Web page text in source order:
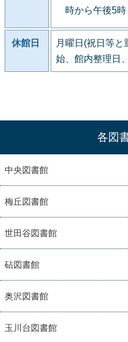
時から午後5時
休館日
月曜日(祝日等
始、館内整理日
各図
中央図書館
梅丘図書館
世田谷図書館
砧図書館
奥沢図書館
玉川台図書館